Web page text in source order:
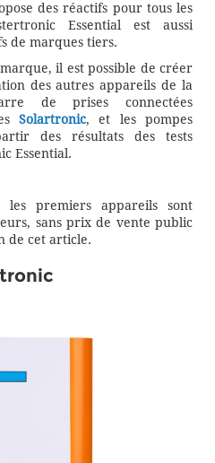
des réactifs pour tous les
Essential est aussi
de marques tiers.
il est possible de créer
des autres appareils de la
de prises connectées
Solartronic, et les pompes
des résultats des tests
Essential.
les premiers appareils sont
sans prix de vente public
de cet article.